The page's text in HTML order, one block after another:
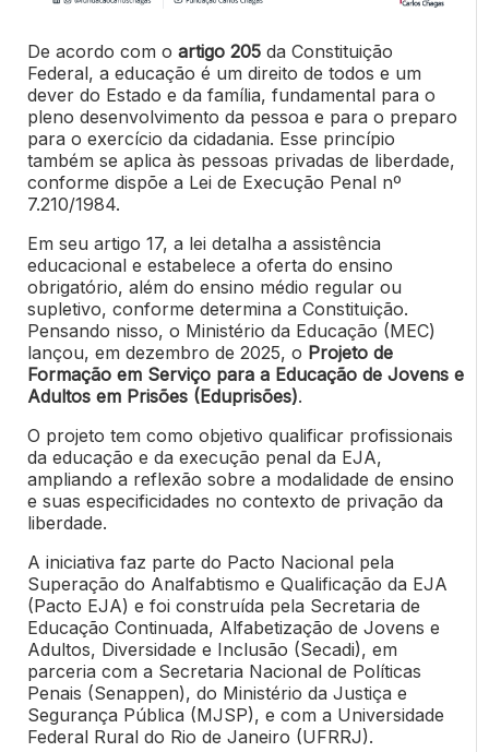
De acordo com o artigo 205 da Constituição
Federal, a educação é um direito de todos e um
dever do Estado e da família, fundamental para o
pleno desenvolvimento da pessoa e para o preparo
para o exercício da cidadania. Esse princípio
também se aplica às pessoas privadas de liberdade,
conforme dispõe a Lei de Execução Penal nº
7.210/1984.
Em seu artigo 17, a lei detalha a assistência
educacional e estabelece a oferta do ensino
obrigatório, além do ensino médio regular ou
supletivo, conforme determina a Constituição.
Pensando nisso, o Ministério da Educação (MEC)
lançou, em dezembro de 2025, o Projeto de
Formação em Serviço para a Educação de Jovens e
Adultos em Prisões (Eduprisões).
O projeto tem como objetivo qualificar profissionais
da educação e da execução penal da EJA,
ampliando a reflexão sobre a modalidade de ensino
e suas especificidades no contexto de privação da
liberdade.
A iniciativa faz parte do Pacto Nacional pela
Superação do Analfabtismo e Qualificação da EJA
(Pacto EJA) e foi construída pela Secretaria de
Educação Continuada, Alfabetização de Jovens e
Adultos, Diversidade e Inclusão (Secadi), em
parceria com a Secretaria Nacional de Políticas
Penais (Senappen), do Ministério da Justiça e
Segurança Pública (MJSP), e com a Universidade
Federal Rural do Rio de Janeiro (UFRRJ).